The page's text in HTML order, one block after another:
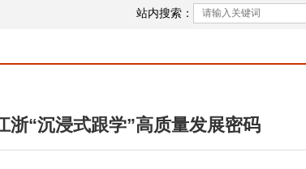
站内搜索：
浙“沉浸式跟学”高质量发展密码